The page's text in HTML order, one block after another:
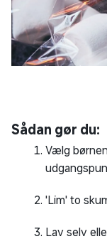
Sådan gør du:
Vælg
'Lim' to
Lav selv